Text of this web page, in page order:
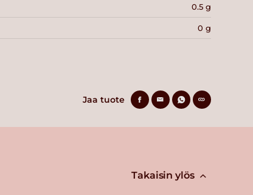
0.5 g
0 g
Jaa tuote
Takaisin ylös